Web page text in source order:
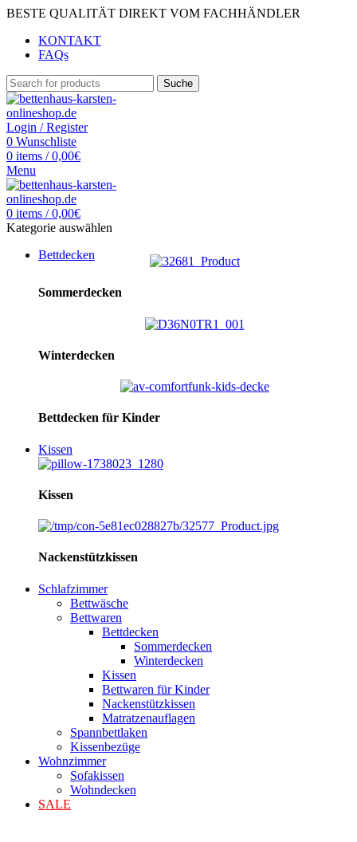
BESTE QUALITÄT DIREKT VOM FACHHÄNDLER
KONTAKT
FAQs
Suche
Login / Register
0 Wunschliste
0 items / 0,00€
Menu
0 items / 0,00€
Kategorie auswählen
Bettdecken
Sommerdecken
Winterdecken
Bettdecken für Kinder
Kissen
Kissen
Nackenstützkissen
Schlafzimmer
Bettwäsche
Bettwaren
Bettdecken
Sommerdecken
Winterdecken
Kissen
Bettwaren für Kinder
Nackenstützkissen
Matratzenauflagen
Spannbettlaken
Kissenbezüge
Wohnzimmer
Sofakissen
Wohndecken
SALE